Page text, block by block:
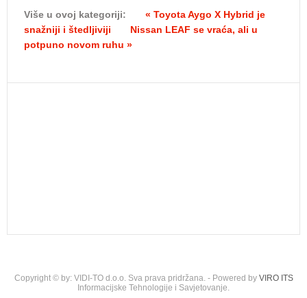
Više u ovoj kategoriji:
« Toyota Aygo X Hybrid je
snažniji i štedljiviji
Nissan LEAF se vraća, ali u
potpuno novom ruhu »
Copyright © by: VIDI-TO d.o.o. Sva prava pridržana. - Powered by VIRO ITS
Informacijske Tehnologije i Savjetovanje.